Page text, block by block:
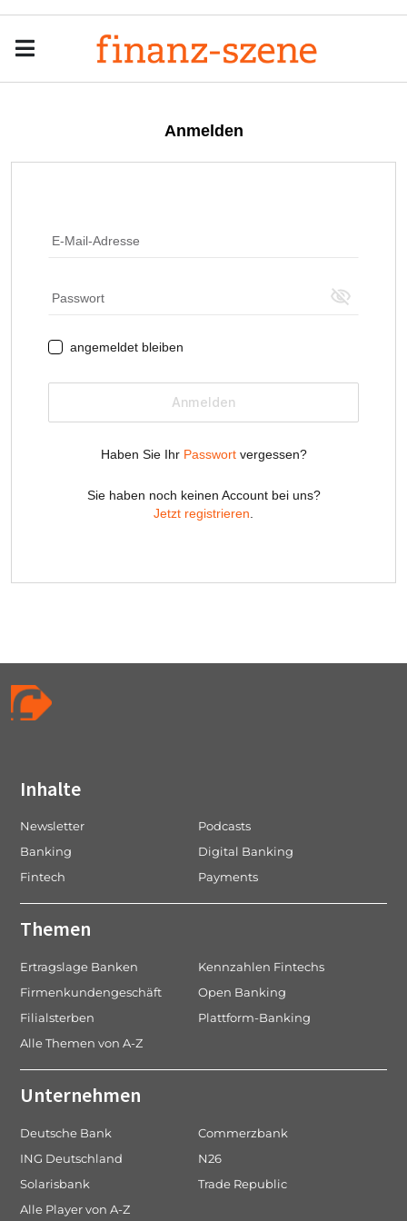
Inhalte
Newsletter
Podcasts
Banking
Digital Banking
Fintech
Payments
Themen
Ertragslage Banken
Kennzahlen Fintechs
Firmenkundengeschäft
Open Banking
Filialsterben
Plattform-Banking
Alle Themen von A-Z
Unternehmen
Deutsche Bank
Commerzbank
ING Deutschland
N26
Solarisbank
Trade Republic
Alle Player von A-Z